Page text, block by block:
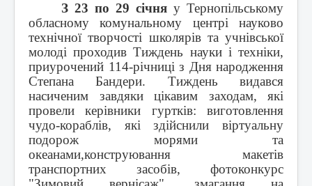
З 23 по 29 січня у Тернопільському
обласному комунальному центрі науково
технічної творчості школярів та учнівської
молоді проходив Тиждень науки і техніки,
приурочений 114-річниці з Дня народження
Степана Бандери. Тиждень видався
насиченим завдяки цікавим заходам, які
провели керівники гуртків: виготовлення
чудо-кораблів, які здійснили віртуальну
подорож морями та
океанами,конструювання макетів
транспортних засобів, фотоконкурс